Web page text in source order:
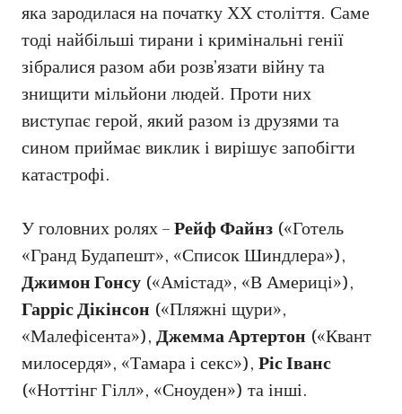
яка зародилася на початку ХХ століття. Саме
тоді найбільші тирани і кримінальні генії
зібралися разом аби розв’язати війну та
знищити мільйони людей. Проти них
виступає герой, який разом із друзями та
сином приймає виклик і вирішує запобігти
катастрофі.
У головних ролях –Рейф Файнз («Готель
«Гранд Будапешт», «Список Шиндлера»),
Джимон Гонсу («Амістад», «В Америці»),
Гарріс Дікінсон («Пляжні щури»,
«Малефісента»), Джемма Артертон («Квант
милосердя», «Тамара і секс»), Ріс Іванс
(«Ноттінг Гілл», «Сноуден») та інші.